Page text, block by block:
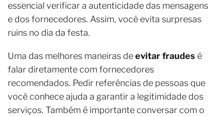
essencial verificar a autenticidade das mensagens
e dos fornecedores. Assim, você evita surpresas
ruins no dia da festa.
Uma das melhores maneiras deevitar fraudes é
falar diretamente com fornecedores
recomendados. Pedir referências de pessoas que
você conhece ajuda a garantir a legitimidade dos
serviços. Também é importante conversar com o